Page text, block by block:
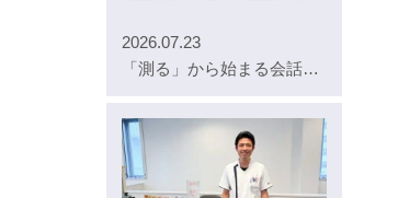
2026.07.23
「測る」から始まる会話。勝原店の測定コーナー